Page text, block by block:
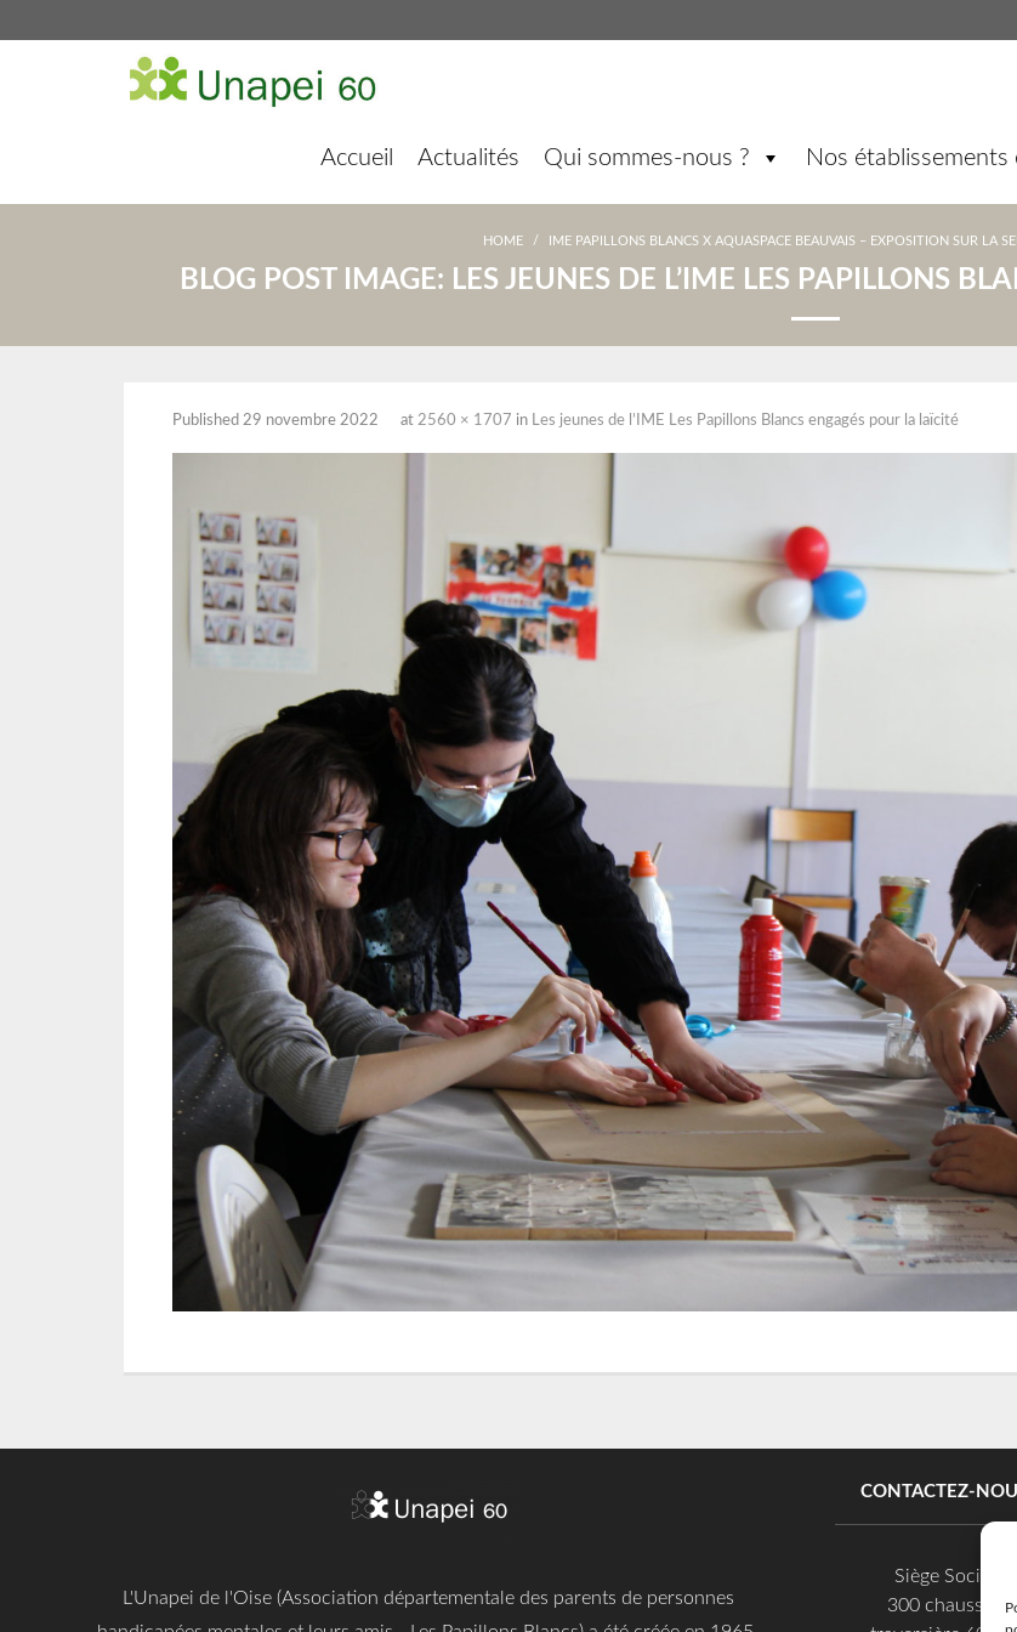
Accueil Actualités Qui sommes-nous ? Nos établissements
HOME / IME PAPILLONS BLANCS X AQUASPACE BEAUVAIS – EXPOSITION SUR LA
BLOG POST IMAGE: LES JEUNES DE L’IME LES PAPILLONS
Published 29 novembre 2022 at 2560 × 1707 in Les jeunes de l’IME Les Papillons Blancs engagés pour la laïcité
L'Unapei de l'Oise (Association départementale des parents de personnes
CONTACTEZ-
Siège Social
300 chaussée